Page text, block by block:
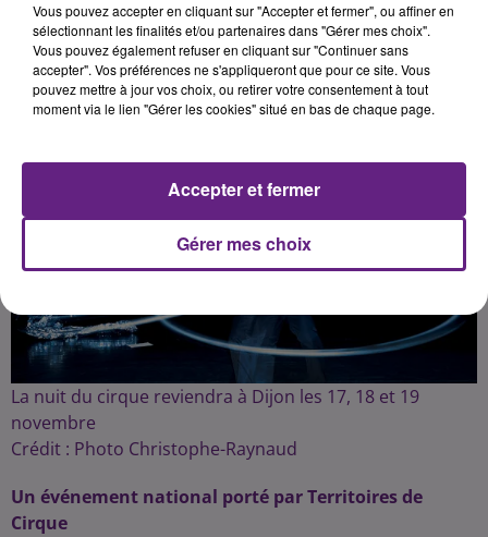
nouveau à cet événement.
Publié : 1er novembre 2023 à 16h00 par la rédaction
La nuit du cirque reviendra à Dijon les 17, 18 et 19
novembre
Crédit : Photo Christophe-Raynaud
Un événement national porté par Territoires de
Cirque
Vous pouvez accepter en cliquant sur "Accepter et fermer", ou affiner en
sélectionnant les finalités et/ou partenaires dans "Gérer mes choix".
Vous pouvez également refuser en cliquant sur "Continuer sans
accepter". Vos préférences ne s'appliqueront que pour ce site. Vous
pouvez mettre à jour vos choix, ou retirer votre consentement à tout
moment via le lien "Gérer les cookies" situé en bas de chaque page.
Gérer mes choix
Accepter et fermer